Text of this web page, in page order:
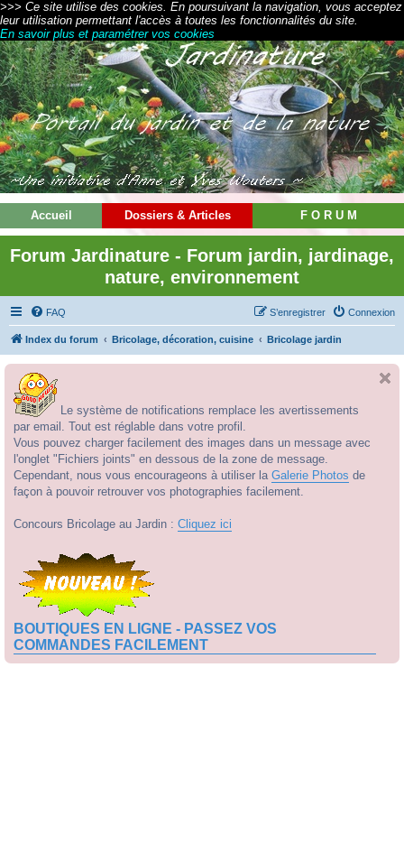
>>> Ce site utilise des cookies. En poursuivant la navigation, vous acceptez
leur utilisation permettant l'accès à toutes les fonctionnalités du site.
En savoir plus et paramétrer vos cookies
Accueil Dossiers & Articles F O R U M
Forum Jardinature - Forum jardin, jardinage,
nature, environnement
FAQ Connexion
S’enregistrer
Index du forum Bricolage, décoration, cuisine Bricolage jardin
Le système de notifications remplace les avertissements
par email. Tout est réglable dans votre profil.
Vous pouvez charger facilement des images dans un message avec
l'onglet "Fichiers joints" en dessous de la zone de message.
Cependant, nous vous encourageons à utiliser la Galerie Photos de
façon à pouvoir retrouver vos photographies facilement.
Concours Bricolage au Jardin : Cliquez ici
BOUTIQUES EN LIGNE - PASSEZ VOS
COMMANDES FACILEMENT